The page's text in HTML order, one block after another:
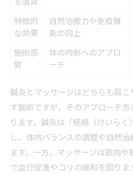
特徴的
な効果
自然治癒力や免疫機
能の向上
施術感
覚
体の内側へのアプロ
ーチ
鍼灸とマッサージはどちらも肩
す施術ですが、そのアプローチ
ります。鍼灸は「経絡（けいら
し、体内バランスの調整や自然
ます。一方、マッサージは筋肉や
で血行促進やコリの緩和を図り